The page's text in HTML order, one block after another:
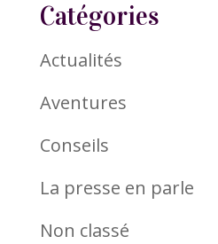
Catégories
Actualités
Aventures
Conseils
La presse en parle
Non classé